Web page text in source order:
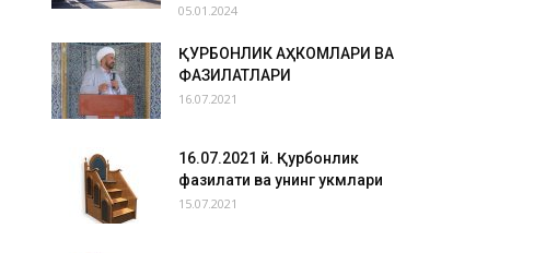
05.01.2024
ҚУРБОНЛИК АҲКОМЛАРИ ВА
ФАЗИЛАТЛАРИ
16.07.2021
16.07.2021 й. Қурбонлик
фазилати ва унинг ҳукмлари
15.07.2021